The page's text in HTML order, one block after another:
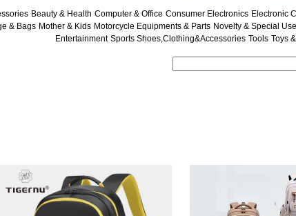
Beauty & Health Computer & Office Consumer Electronics Electronic
& Bags Mother & Kids Motorcycle Equipments & Parts Novelty & Special Use
Entertainment Sports Shoes,Clothing&Accessories Tools Toys